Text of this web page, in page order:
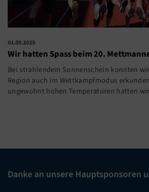
01.05.2025
Wir hatten Spass beim 20.
Bei strahlendem Sonnenschein konnten
Region auch im Wettkampfmodus
ungewohnt hohen Temperaturen hatten
Danke an unsere Hauptsponsoren